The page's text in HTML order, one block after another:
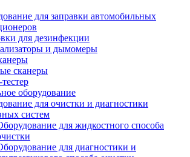
для заправки автомобильных
для дезинфекции
и дымомеры
сканеры
оборудование
для очистки и диагностики
систем
для жидкостного способа
для диагностики и